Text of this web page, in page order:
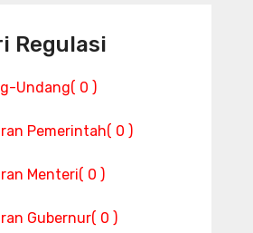
Regulasi
Undang( 0 )
Pemerintah( 0 )
Menteri( 0 )
Gubernur( 0 )